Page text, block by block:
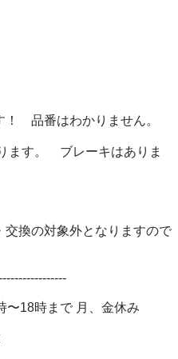
　品番はわかりません。
す。　ブレーキはありま
換の対象外となりますので
〜18時まで 月、金休み